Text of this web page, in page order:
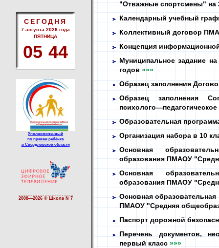
СЕГОДНЯ
7 августа 2026 года
ПЯТНИЦА
05 44
Уполномоченный
по правам ребёнка
в Свердловской области
2008—2026 © Школа N 7
"Отважные спортсмены"
Календарный учебный
Коллективный договор
Концепция
Муниципальное задание
годов »»»
Образец заполнения
Образец заполнения
Образовательная
Организация набора в 10
Основная
образования ПМАОУ
Основная
образования ПМАОУ
Основная
ПМАОУ "Средняя
Паспорт дорожной
Перечень документов,
первый класс »»»